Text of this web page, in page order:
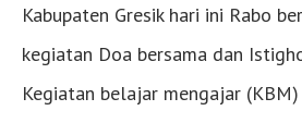
Kabupaten Gresik hari ini Rabo
kegiatan Doa bersama dan
Kegiatan belajar mengajar